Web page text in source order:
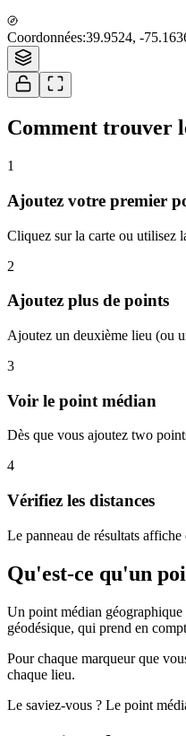
Coordonnées:39.9524, -
Comment trouver
1
Ajoutez votre premier
Cliquez sur la carte ou utilisez
2
Ajoutez plus de points
Ajoutez un deuxième lieu (ou
3
Voir le point médian
Dès que vous ajoutez two
4
Vérifiez les distances
Le panneau de résultats
Qu'est-ce qu'un
Un point médian
géodésique, qui prend en
Pour chaque marqueur que
chaque lieu.
Le saviez-vous ? Le point